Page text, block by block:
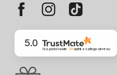
5.0
Na podstawie 20opinii z całego okresu